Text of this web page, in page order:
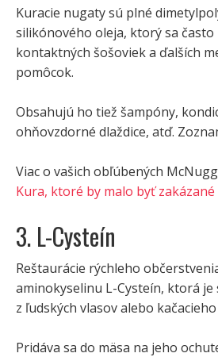
Kuracie nugaty sú plné
silikónového oleja, ktorý sa
kontaktných šošoviek a ďalších
pomôcok.
Obsahujú ho tiež šampóny,
ohňovzdorné dlaždice, atď.
Viac o vašich obľúbených
Kura, ktoré by malo byť zakázané
3. L-Cysteín
Reštaurácie rýchleho
aminokyselinu L-Cysteín, ktorá
z ľudských vlasov alebo
Pridáva sa do mäsa na jeho